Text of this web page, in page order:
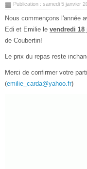
Publication : samedi 5 janvier
Nous commençons l'année
Edi et Emilie le vendredi 18
de Coubertin!
Le prix du repas reste
Merci de confirmer votre
(emilie_carda@yahoo.fr)